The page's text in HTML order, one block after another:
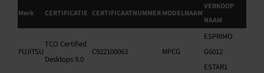
Merk CERTIFICATIE CERTIFICAATNUMMERMODELNAAM
VERKOOP
NAAM
FUJITSU
TCO Certified
Desktops 9.0
C922100063 MPCG
ESPRIMO
G6012
ESTAR1